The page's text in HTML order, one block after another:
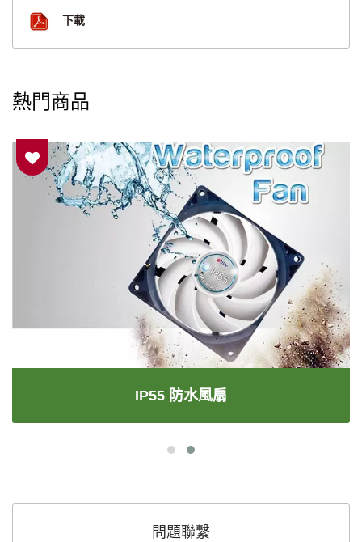
下載
熱門商品
IP55 防水風扇
問題聯繫